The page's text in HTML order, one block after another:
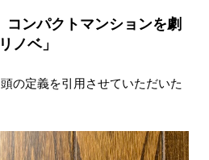
ンパクトマンションを劇
ノベ」
の定義を引用させていただいた